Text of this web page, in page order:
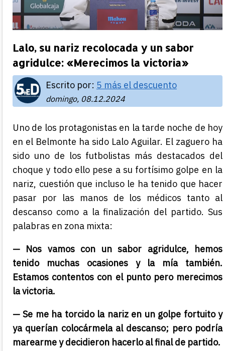
Lalo, su nariz recolocada y un sabor
agridulce: «Merecimos la victoria»
Escrito por: 5 más el descuento
domingo, 08.12.2024
Uno de los protagonistas en la tarde noche de hoy
en el Belmonte ha sido Lalo Aguilar. El zaguero ha
sido uno de los futbolistas más destacados del
choque y todo ello pese a su fortísimo golpe en la
nariz, cuestión que incluso le ha tenido que hacer
pasar por las manos de los médicos tanto al
descanso como a la finalización del partido. Sus
palabras en zona mixta:
— Nos vamos con un sabor agridulce, hemos
tenido muchas ocasiones y la mía también.
Estamos contentos con el punto pero merecimos
la victoria.
— Se me ha torcido la nariz en un golpe fortuito y
ya querían colocármela al descanso; pero podría
marearme y decidieron hacerlo al final de partido.